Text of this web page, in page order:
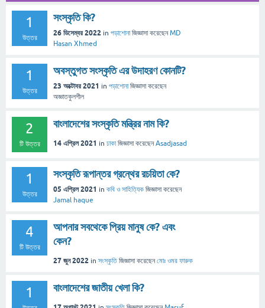
1
উত্তর
সংস্কৃতি কি?
26 ডিসেম্বর 2022 in পড়াশোনা জিজ্ঞাসা করেছেনMD
Hasan Xhmed
1
উত্তর
অবস্তুগত সংস্কৃতি এর উদাহরণ কোনটি?
23 অক্টোবর 2021 in পড়াশোনা জিজ্ঞাসা করেছেন
অজ্ঞাতকুলশীল
2
টি উত্তর
বাংলাদেশের সংস্কৃতি মন্ত্রির নাম কি?
14 এপ্রিল 2021 in ঢাকা জিজ্ঞাসা করেছেনAsadjasad
1
উত্তর
সংস্কৃতি রূপান্তর গ্রন্থের রচয়িতা কে?
05 এপ্রিল 2021 in কবি ও সাহিত্যিক জিজ্ঞাসা করেছেন
Jamal haque
4
টি উত্তর
আপনার সবথেকে প্রিয় মানুষ কে? এবং
কেন?
27 জুন 2022 in সংস্কৃতি জিজ্ঞাসা করেছেনমোঃ ওমর ফারুক
1 বাংলাদেশের জাতীয় খেলা কি?